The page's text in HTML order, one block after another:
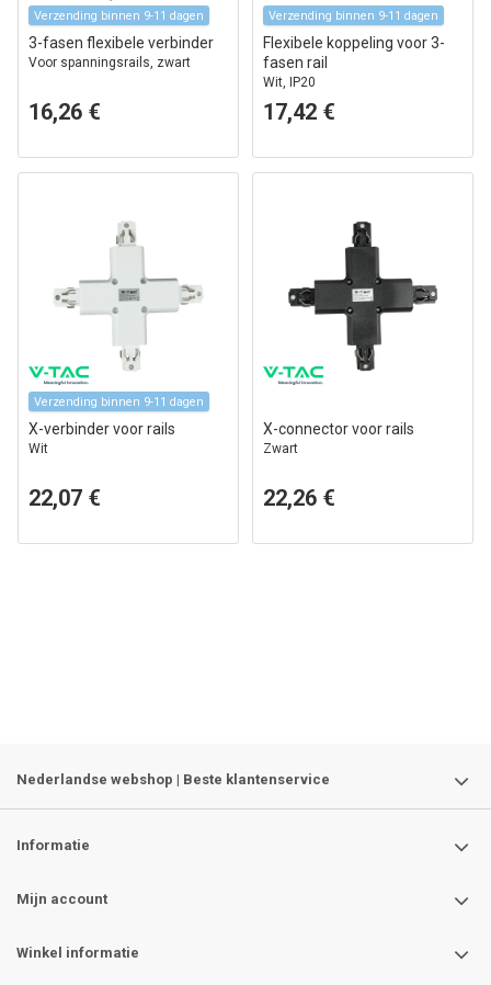
Verzending binnen 9-11 dagen
3-fasen flexibele verbinder
Voor spanningsrails, zwart
16,26 €
Verzending binnen 9-11 dagen
Flexibele koppeling voor 3-
fasen rail
Wit, IP20
17,42 €
Verzending binnen 9-11 dagen
X-verbinder voor rails
Wit
22,07 €
X-connector voor rails
Zwart
22,26 €
Nederlandse webshop | Beste klantenservice
Informatie
Mijn account
Winkel informatie